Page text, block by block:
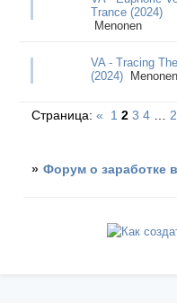
Trance (2024)
Menonen
VA - Tracing
(2024)
Menonen
Страница:« 1 2 3 4 …
» Форум о заработке